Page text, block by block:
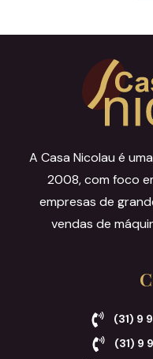
A Casa Nicolau é
2008, com foco
empresas de
vendas de
(31) 9
(31) 9